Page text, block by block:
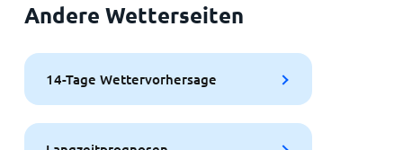
Andere Wetterseiten
14-Tage Wettervorhersage